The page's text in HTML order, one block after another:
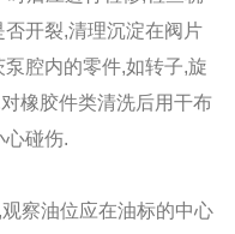
开裂,清理沉淀在阀片
腔内的零件,如转子,旋
橡胶件类清洗后用干布
心碰伤.
察油位应在油标的中心